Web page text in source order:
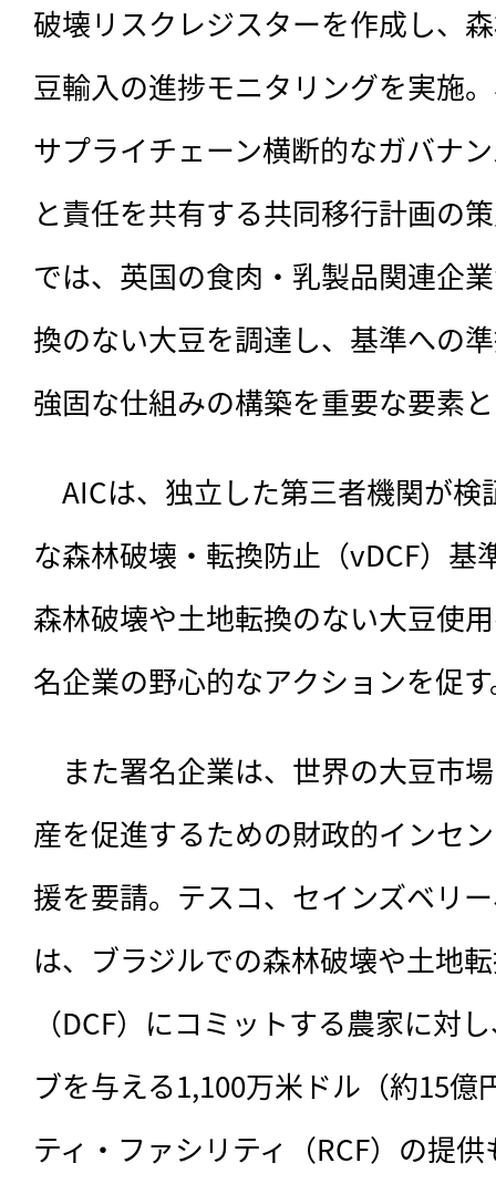
破壊リスクレジスターを作成し、
豆輸入の進捗モニタリングを実施
サプライチェーン横断的なガバナ
と責任を共有する共同移行計画の
では、英国の食肉・乳製品関連企
換のない大豆を調達し、基準への
強固な仕組みの構築を重要な要素
AICは、独立した第三者機関が検
な森林破壊・転換防止（vDCF）基
森林破壊や土地転換のない大豆使
名企業の野心的なアクションを促
また署名企業は、世界の大豆市
産を促進するための財政的インセ
援を要請。テスコ、セインズベリ
は、ブラジルでの森林破壊や土地
（DCF）にコミットする農家に対
ブを与える1,100万米ドル（約15億
ティ・ファシリティ（RCF）の提